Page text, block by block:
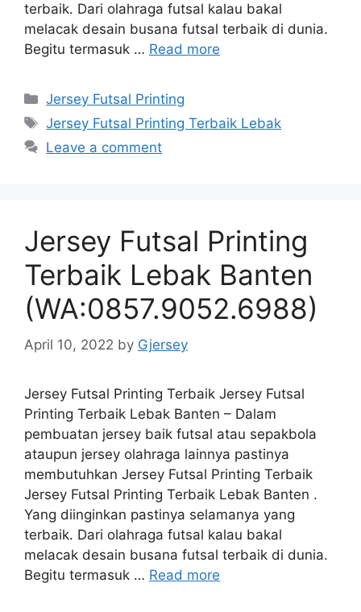
terbaik. Dari olahraga futsal kalau bakal
melacak desain busana futsal terbaik di dunia.
Begitu termasuk … Read more
Categories
Jersey Futsal Printing
Tags
Jersey Futsal Printing Terbaik Lebak
Leave a comment
Jersey Futsal Printing
Terbaik Lebak Banten
(WA:0857.9052.6988)
April 10, 2022 by Gjersey
Jersey Futsal Printing Terbaik Jersey Futsal
Printing Terbaik Lebak Banten – Dalam
pembuatan jersey baik futsal atau sepakbola
ataupun jersey olahraga lainnya pastinya
membutuhkan Jersey Futsal Printing Terbaik
Jersey Futsal Printing Terbaik Lebak Banten .
Yang diinginkan pastinya selamanya yang
terbaik. Dari olahraga futsal kalau bakal
melacak desain busana futsal terbaik di dunia.
Begitu termasuk … Read more